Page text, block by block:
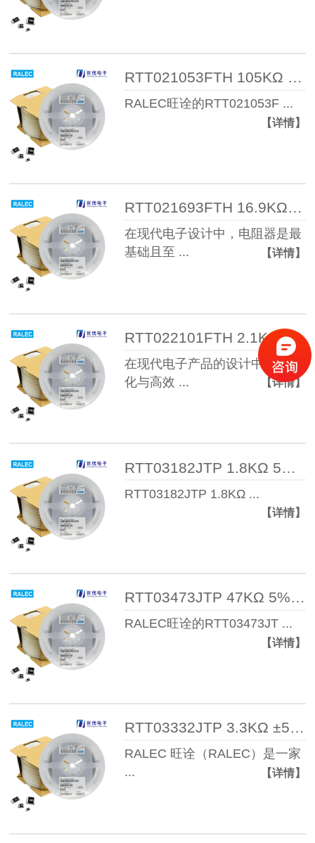
RTT021053FTH 105KΩ 1% 1/16W 04 ...
RALEC旺诠的RTT021053F ...
【详情】
RTT021693FTH 16.9KΩ 1% 1/16W 0 ...
在现代电子设计中，电阻器是最
基础且至 ...
【详情】
RTT022101FTH 2.1KΩ 1% 1/16W 04 ...
在现代电子产品的设计中，小型
化与高效 ...
【详情】
RTT03182JTP 1.8KΩ 5% 1/10W 060 ...
RTT03182JTP 1.8KΩ ...
【详情】
RTT03473JTP 47KΩ 5% 1/10W 0603 ...
RALEC旺诠的RTT03473JT ...
【详情】
RTT03332JTP 3.3KΩ ±5% 1/10W 06 ...
RALEC 旺诠（RALEC）是一家
...
【详情】